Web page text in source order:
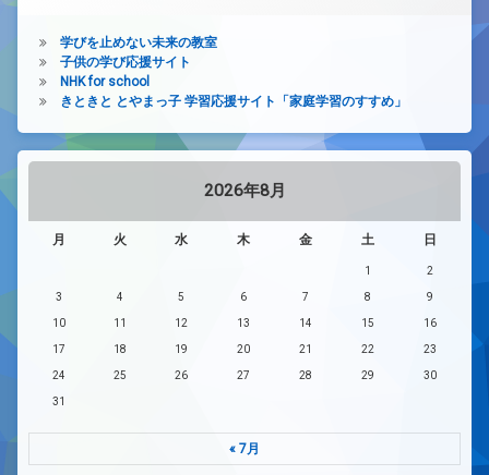
学びを止めない未来の教室
子供の学び応援サイト
NHK for school
きときと とやまっ子 学習応援サイト「家庭学習のすすめ」
2026年8月
月 火 水 木 金 土 日
1 2
3 4 5 6 7 8 9
10 11 12 13 14 15 16
17 18 19 20 21 22 23
24 25 26 27 28 29 30
31
« 7月